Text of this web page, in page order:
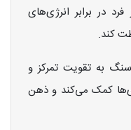
در برابر انرژی‌های
کند.
به تقویت تمرکز و
کمک می‌کند و ذهن